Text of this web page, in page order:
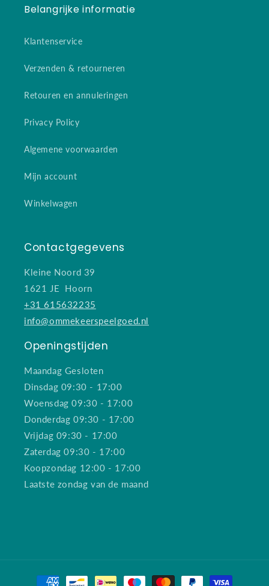
Belangrijke informatie
Klantenservice
Verzenden & retourneren
Retouren en annuleringen
Privacy Policy
Algemene voorwaarden
Mijn account
Winkelwagen
Contactgegevens
Kleine Noord 39
1621 JE Hoorn
+31 615632235
info@ommekeerspeelgoed.nl
Openingstijden
Maandag Gesloten
Dinsdag 09:30 - 17:00
Woensdag 09:30 - 17:00
Donderdag 09:30 - 17:00
Vrijdag 09:30 - 17:00
Zaterdag 09:30 - 17:00
Koopzondag 12:00 - 17:00
Laatste zondag van de maand
Betaalmethoden